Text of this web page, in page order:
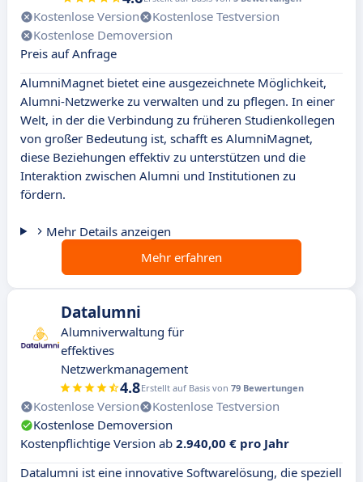
Kostenlose Version
Kostenlose Testversion
Kostenlose Demoversion
Preis auf Anfrage
AlumniMagnet bietet eine ausgezeichnete Möglichkeit,
Alumni-Netzwerke zu verwalten und zu pflegen. In einer
Welt, in der die Verbindung zu früheren Studienkollegen
von großer Bedeutung ist, schafft es AlumniMagnet,
diese Beziehungen effektiv zu unterstützen und die
Interaktion zwischen Alumni und Institutionen zu
fördern.
Mehr Details anzeigen
Mehr erfahren
Datalumni
Alumniverwaltung für
effektives
Netzwerkmanagement
4.8Erstellt auf Basis von 79 Bewertungen
Kostenlose Version
Kostenlose Testversion
Kostenlose Demoversion
Kostenpflichtige Version ab 2.940,00 € pro Jahr
Datalumni ist eine innovative Softwarelösung, die speziell